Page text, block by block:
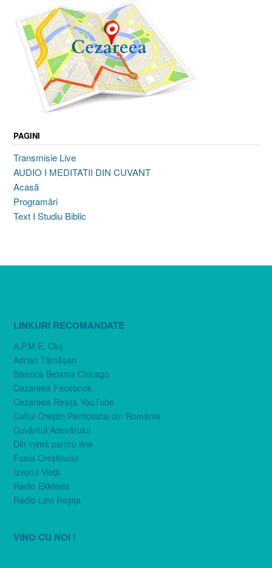
PAGINI
Transmisie Live
AUDIO I MEDITATII DIN CUVANT
Acasă
Programări
Text I Studiu Biblic
LINKURI RECOMANDATE
A.P.M.E. Cluj
Adrian Tămăşan
Biserica Betania Chicago
Cezareea Facebook
Cezareea Reşiţa YouTube
Cultul Creştin Penticostal din România
Cuvântul Adevărului
Din inimă pentru tine
Foaia Creştinului
Izvorul Vieţii
Radio Ekklesia
Radio Levi Reşiţa
VINO CU NOI !